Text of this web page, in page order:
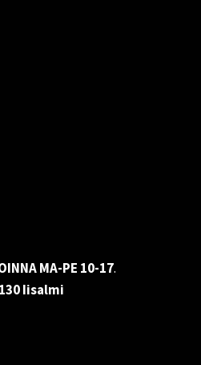
MA-PE 10-17.
Iisalmi